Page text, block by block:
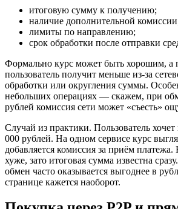
итоговую сумму к получению;
наличие дополнительной
лимиты по направлению;
срок обработки после отправки
Формально курс может быть хорошим, а
пользователь получит меньше из-за
обработки или округления суммы.
небольших операциях — скажем, при
рублей комиссия сети может «съесть»
Случай из практики. Пользователь
000 рублей. На одном сервисе курс
добавляется комиссия за приём
хуже, зато итоговая сумма известна
обмен часто оказывается выгоднее в
странице кажется наоборот.